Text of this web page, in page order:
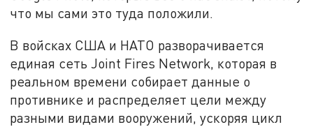
что мы сами это туда положили.
В войсках США и НАТО разворачивается
единая сеть Joint Fires Network, которая в
реальном времени собирает данные о
противнике и распределяет цели между
разными видами вооружений, ускоряя цикл